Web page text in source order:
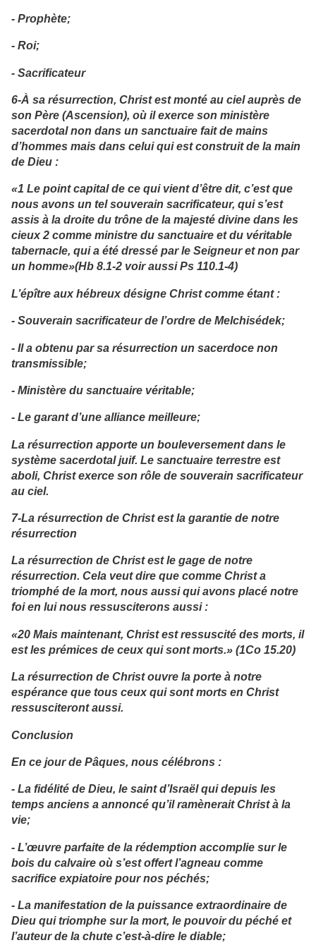
- Prophète;
- Roi;
- Sacrificateur
6-À sa résurrection, Christ est monté au ciel auprès de
son Père (Ascension), où il exerce son ministère
sacerdotal non dans un sanctuaire fait de mains
d’hommes mais dans celui qui est construit de la main
de Dieu :
«1 Le point capital de ce qui vient d’être dit, c’est que
nous avons un tel souverain sacrificateur, qui s’est
assis à la droite du trône de la majesté divine dans les
cieux 2 comme ministre du sanctuaire et du véritable
tabernacle, qui a été dressé par le Seigneur et non par
un homme»(Hb 8.1-2 voir aussi Ps 110.1-4)
L’épître aux hébreux désigne Christ comme étant :
- Souverain sacrificateur de l’ordre de Melchisédek;
- Il a obtenu par sa résurrection un sacerdoce non
transmissible;
- Ministère du sanctuaire véritable;
- Le garant d’une alliance meilleure;
La résurrection apporte un bouleversement dans le
système sacerdotal juif. Le sanctuaire terrestre est
aboli, Christ exerce son rôle de souverain sacrificateur
au ciel.
7-La résurrection de Christ est la garantie de notre
résurrection
La résurrection de Christ est le gage de notre
résurrection. Cela veut dire que comme Christ a
triomphé de la mort, nous aussi qui avons placé notre
foi en lui nous ressusciterons aussi :
«20 Mais maintenant, Christ est ressuscité des morts, il
est les prémices de ceux qui sont morts.» (1Co 15.20)
La résurrection de Christ ouvre la porte à notre
espérance que tous ceux qui sont morts en Christ
ressusciteront aussi.
Conclusion
En ce jour de Pâques, nous célébrons :
- La fidélité de Dieu, le saint d’Israël qui depuis les
temps anciens a annoncé qu’il ramènerait Christ à la
vie;
- L’œuvre parfaite de la rédemption accomplie sur le
bois du calvaire où s’est offert l’agneau comme
sacrifice expiatoire pour nos péchés;
- La manifestation de la puissance extraordinaire de
Dieu qui triomphe sur la mort, le pouvoir du péché et
l’auteur de la chute c’est-à-dire le diable;